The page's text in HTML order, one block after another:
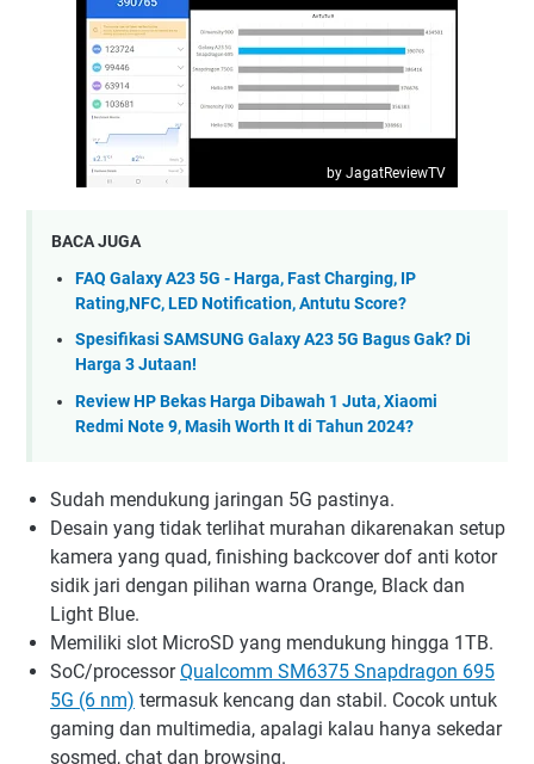
by JagatReviewTV
BACA JUGA
FAQ Galaxy A23 5G - Harga, Fast Charging, IP
Rating,NFC, LED Notification, Antutu Score?
Spesifikasi SAMSUNG Galaxy A23 5G Bagus Gak? Di
Harga 3 Jutaan!
Review HP Bekas Harga Dibawah 1 Juta, Xiaomi
Redmi Note 9, Masih Worth It di Tahun 2024?
Sudah mendukung jaringan 5G pastinya.
Desain yang tidak terlihat murahan dikarenakan setup
kamera yang quad, finishing backcover dof anti kotor
sidik jari dengan pilihan warna Orange, Black dan
Light Blue.
Memiliki slot MicroSD yang mendukung hingga 1TB.
SoC/processorQualcomm SM6375 Snapdragon 695
5G (6 nm) termasuk kencang dan stabil. Cocok untuk
gaming dan multimedia, apalagi kalau hanya sekedar
sosmed, chat dan browsing.